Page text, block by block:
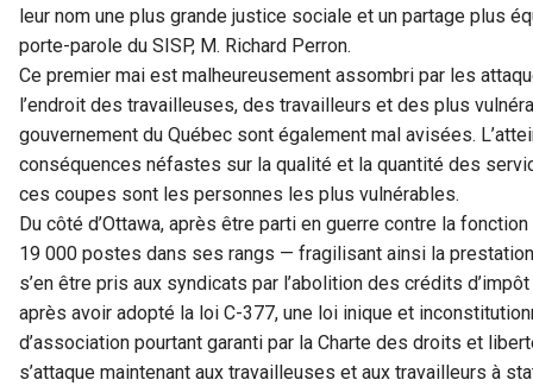
leur nom une plus grande justice sociale et un partage plus
porte-parole du SISP, M. Richard Perron.
Ce premier mai est malheureusement assombri par les
l’endroit des travailleuses, des travailleurs et des plus
gouvernement du Québec sont également mal avisées.
conséquences néfastes sur la qualité et la quantité des
ces coupes sont les personnes les plus vulnérables.
Du côté d’Ottawa, après être parti en guerre contre la
19 000 postes dans ses rangs — fragilisant ainsi la
s’en être pris aux syndicats par l’abolition des crédits
après avoir adopté la loi C-377, une loi inique et
d’association pourtant garanti par la Charte des droits et
s’attaque maintenant aux travailleuses et aux travailleurs à